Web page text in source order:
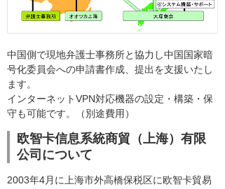
中国側で現地弁護士事務所と協力し中国国家暗
号化委員会への申請書作成、提出を支援いたし
ます。
インターネットVPN対応機器の設定・構築・保
守も可能です。（別途費用）
欧智卡信息系統商貿（上海）有限
公司について
2003年4月に上海市外高橋保税区に欧智卡貿易